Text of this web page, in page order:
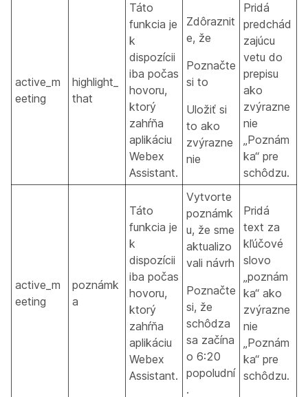
active_m
eeting
highlight_
that
Táto
funkcia je
k
dispozícii
iba počas
hovoru,
ktorý
zahŕňa
aplikáciu
Webex
Assistant.
Zdôraznit
e, že
Poznačte
si to
Uložiť si
to ako
zvýrazne
nie
Pridá
predchád
zajúcu
vetu do
prepisu
ako
zvýrazne
nie
„Poznám
ka“ pre
schôdzu.
active_m
eeting
poznámk
a
Táto
funkcia je
k
dispozícii
iba počas
hovoru,
ktorý
zahŕňa
aplikáciu
Webex
Assistant.
Vytvorte
poznámk
u, že sme
aktualizo
vali návrh
Poznačte
si, že
schôdza
sa začína
o 6:20
popoludní
.
Pridá
text za
kľúčové
slovo
„poznám
ka“ ako
zvýrazne
nie
„Poznám
ka“ pre
schôdzu.